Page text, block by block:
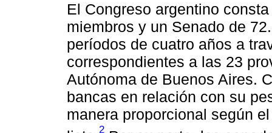
El Congreso argentino
miembros y un Senado de
períodos de cuatro años a
correspondientes a las 23
Autónoma de Buenos Aires.
bancas en relación con su
manera proporcional según
2